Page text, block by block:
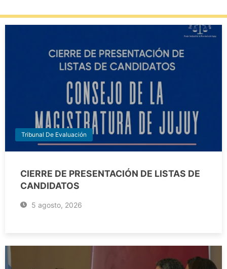
Tribunal De Evaluación
CIERRE DE PRESENTACIÓN DE LISTAS DE
CANDIDATOS
5 agosto, 2026